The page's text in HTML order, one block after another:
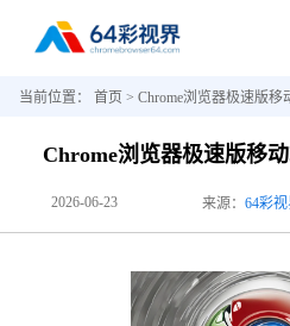
当前位置： 首页 > Chrome浏览器极速版
Chrome浏览器极速版移
2026-06-23 来源： 64彩